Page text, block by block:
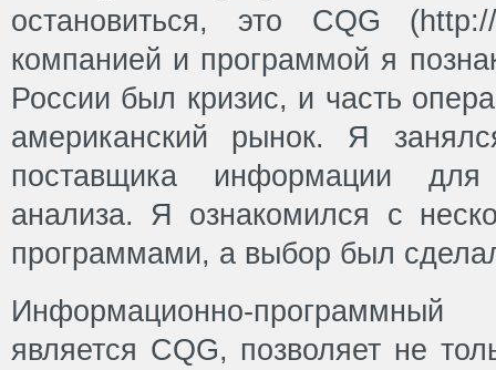
остановиться, это CQG
компанией и программой я
России был кризис, и часть
американский рынок. Я
поставщика информации для
анализа. Я ознакомился с
программами, а выбор был
Информационно-
является CQG, позволяет не